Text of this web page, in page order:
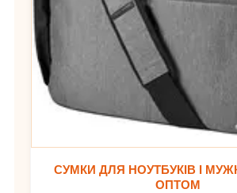
СУМКИ ДЛЯ НОУТБУКІВ І
ОПТОМ